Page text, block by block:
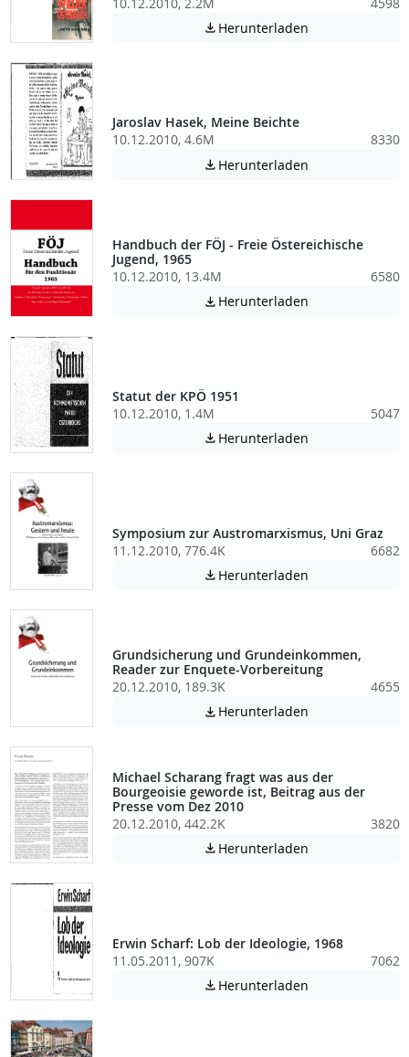
 Herunterladen
Jaroslav Hasek, Meine Beichte
10.12.2010, 4.6M
8330
 Herunterladen
Handbuch der FÖJ - Freie Östereichische
Jugend, 1965
10.12.2010, 13.4M
6580
 Herunterladen
Statut der KPÖ 1951
10.12.2010, 1.4M
5047
 Herunterladen
Symposium zur Austromarxismus, Uni Graz
11.12.2010, 776.4K
6682
 Herunterladen
Grundsicherung und Grundeinkommen,
Reader zur Enquete-Vorbereitung
20.12.2010, 189.3K
4655
 Herunterladen
Michael Scharang fragt was aus der
Bourgeoisie geworde ist, Beitrag aus der
Presse vom Dez 2010
20.12.2010, 442.2K
3820
 Herunterladen
Erwin Scharf: Lob der Ideologie, 1968
11.05.2011, 907K
7062
 Herunterladen